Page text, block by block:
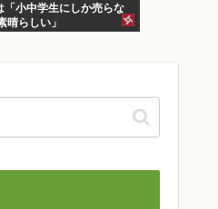
「小中学生にしか売らな
晴らしい」